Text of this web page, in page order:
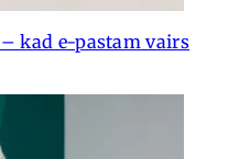
kad e-pastam vairs